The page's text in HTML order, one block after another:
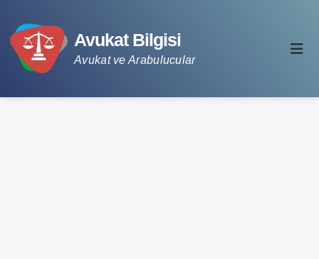
Avukat Bilgisi
Avukat ve Arabulucular